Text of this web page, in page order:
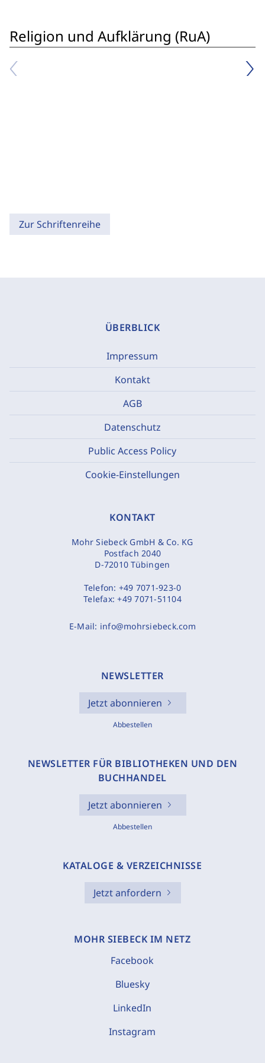
Religion und Aufklärung (RuA)
Zur Schriftenreihe
ÜBERBLICK
Impressum
Kontakt
AGB
Datenschutz
Public Access Policy
Cookie-Einstellungen
KONTAKT
Mohr Siebeck GmbH & Co. KG
Postfach 2040
D-72010 Tübingen
Telefon: +49 7071-923-0
Telefax:+49 7071-51104
E-Mail: info@mohrsiebeck.com
NEWSLETTER
Jetzt abonnieren
Abbestellen
NEWSLETTER FÜR BIBLIOTHEKEN UND DEN
BUCHHANDEL
Jetzt abonnieren
Abbestellen
KATALOGE & VERZEICHNISSE
Jetzt anfordern
MOHR SIEBECK IM NETZ
Facebook
Bluesky
LinkedIn
Instagram